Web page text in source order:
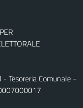
Tesoreria Comunale -